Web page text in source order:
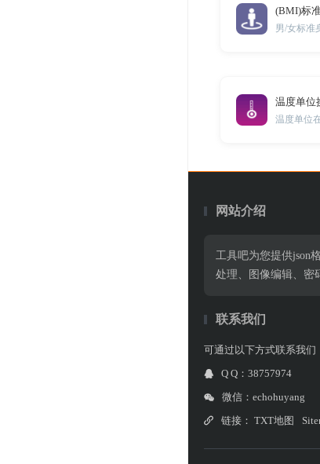
(BMI)标
温度单位
温度单位
网站介绍
工具吧为您提供json
处理、图像编辑、密
联系我们
可通过以下方式联系我们
Q Q：38757974
微信：echohuyang
链接： TXT地图